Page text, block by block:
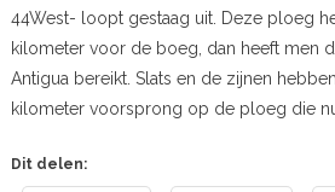
44West- loopt gestaag uit. Deze ploeg
kilometer voor de boeg, dan heeft men
Antigua bereikt. Slats en de zijnen
kilometer voorsprong op de ploeg die
Dit delen: